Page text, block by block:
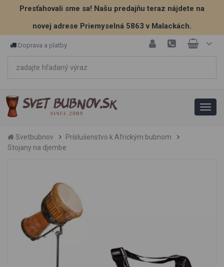
Presťahovali sme sa! Našu predajňu teraz nájdete na
novej adrese Priemyselná 5863 v Malackách.
Doprava a platby
Svetbubnov
Príslušenstvo k Africkým bubnom
Stojany na djembe